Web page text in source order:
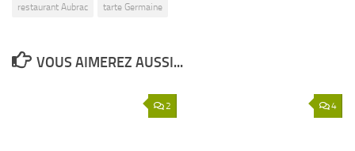
restaurant Aubrac
tarte Germaine
VOUS AIMEREZ AUSSI...
2 4